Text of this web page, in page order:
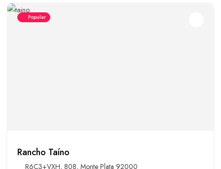
Popular
Rancho Taíno
R6C3+VXH, 808, Monte Plata 92000